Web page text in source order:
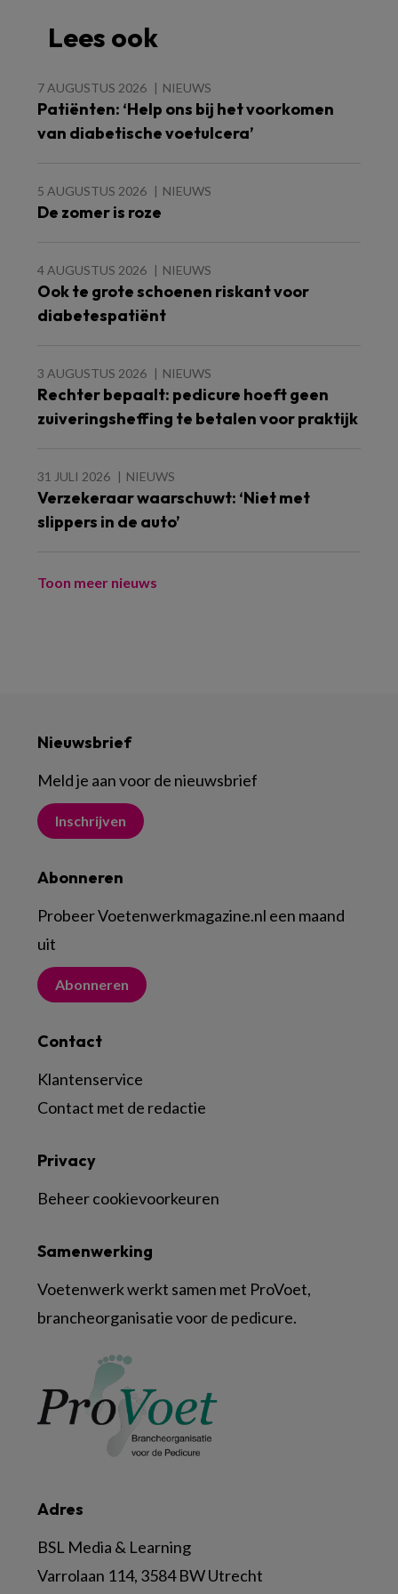
Lees ook
7 AUGUSTUS 2026 NIEUWS
Patiënten: ‘Help ons bij het voorkomen
van diabetische voetulcera’
5 AUGUSTUS 2026 NIEUWS
De zomer is roze
4 AUGUSTUS 2026 NIEUWS
Ook te grote schoenen riskant voor
diabetespatiënt
3 AUGUSTUS 2026 NIEUWS
Rechter bepaalt: pedicure hoeft geen
zuiveringsheffing te betalen voor praktijk
31 JULI 2026 NIEUWS
Verzekeraar waarschuwt: ‘Niet met
slippers in de auto’
Toon meer nieuws
Nieuwsbrief
Meld je aan voor de nieuwsbrief
Inschrijven
Abonneren
Probeer Voetenwerkmagazine.nl een maand
uit
Abonneren
Contact
Klantenservice
Contact met de redactie
Adres
BSL Media & Learning
Varrolaan 114, 3584 BW Utrecht
Samenwerking
Voetenwerk werkt samen met ProVoet,
brancheorganisatie voor de pedicure.
Privacy
Beheer cookievoorkeuren